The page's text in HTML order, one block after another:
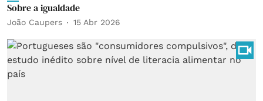
Sobre a igualdade
João Caupers 15 Abr 2026